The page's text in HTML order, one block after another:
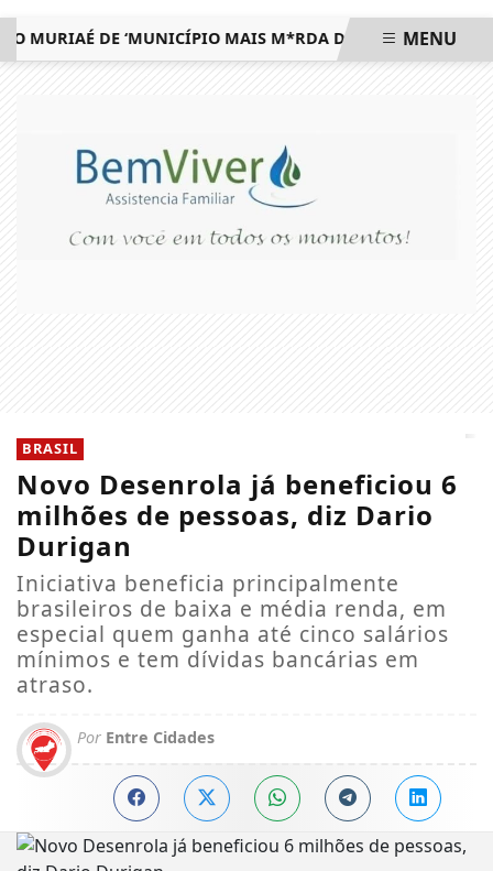
DE ‘MUNICÍPIO MAIS M*RDA DO ESTADO’ E DEFENDE
MENU
BRASIL
Novo Desenrola já beneficiou 6
milhões de pessoas, diz Dario
Durigan
Iniciativa beneficia principalmente
brasileiros de baixa e média renda, em
especial quem ganha até cinco salários
mínimos e tem dívidas bancárias em
atraso.
Por Entre Cidades